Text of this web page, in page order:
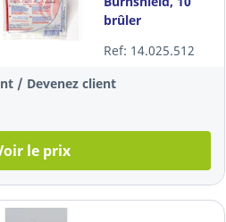
brûler
pièce
Ref: 14.025.512
/ Devenez client
le prix